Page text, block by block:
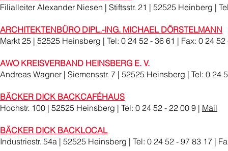
Filialleiter Alexander Niesen | Stiftsstr. 21 | 52525 Heinberg |
ARCHITEKTENBÜRO DIPL.-ING. MICHAEL DÖRSTELMANN
Markt 25 | 52525 Heinsberg | Tel: 0 24 52 - 36 61 | Fax: 0 24
AWO KREISVERBAND HEINSBERG E. V.
Andreas Wagner | Siemensstr. 7 | 52525 Heinsberg | Tel: 0 24
BÄCKER DICK BACKCAFÉHAUS
Hochstr. 100 | 52525 Heinsberg | Tel: 0 24 52 - 22 00 9 | Mail
BÄCKER DICK BACKLOCAL
Industriestr. 54a | 52525 Heinsberg | Tel: 0 24 52 - 97 83 17 |